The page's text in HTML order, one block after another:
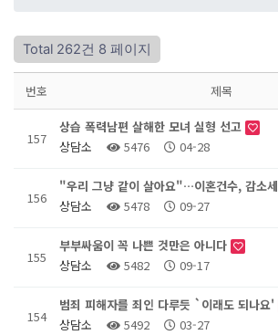
Total 262건 8 페이지
번호 제목
157
상습 폭력남편 살해한 모녀 실형 선고
상담소
5476 04-28
156
"우리 그냥 같이 살아요"…이혼건수, 감소세
상담소
5478 09-27
155
부부싸움이 꼭 나쁜 것만은 아니다
상담소
5482 09-17
154
범죄 피해자를 죄인 다루듯 `이래도 되나요'
상담소
5492 03-27